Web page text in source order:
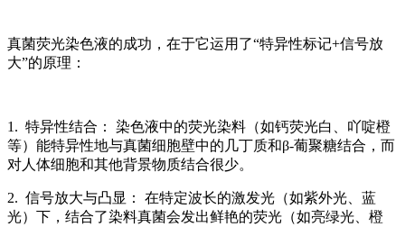
真菌荧光染色液的成功，在于它运用了“特异性标记+信号放
大”的原理：
1. 特异性结合： 染色液中的荧光染料（如钙荧光白、吖啶橙
等）能特异性地与真菌细胞壁中的几丁质和β-葡聚糖结合，而
对人体细胞和其他背景物质结合很少。
2. 信号放大与凸显： 在特定波长的激发光（如紫外光、蓝
光）下，结合了染料真菌会发出鲜艳的荧光（如亮绿光、橙